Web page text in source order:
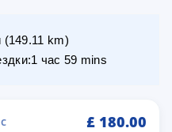
(149.11 km)
:1 час 59 mins
£ 180.00